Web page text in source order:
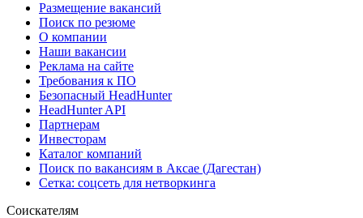
Размещение вакансий
Поиск по резюме
О компании
Наши вакансии
Реклама на сайте
Требования к ПО
Безопасный HeadHunter
HeadHunter API
Партнерам
Инвесторам
Каталог компаний
Поиск по вакансиям в Аксае (Дагестан)
Сетка: соцсеть для нетворкинга
Соискателям